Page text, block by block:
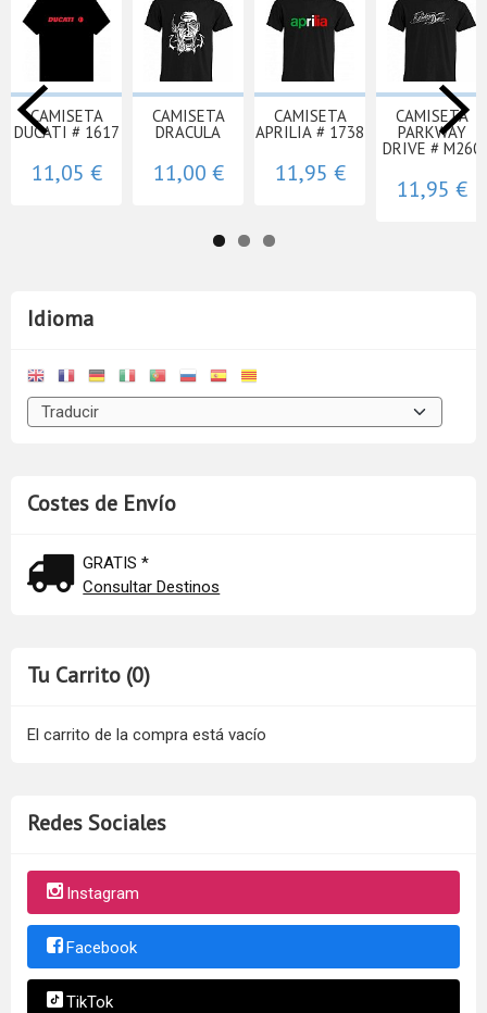
Idioma
Costes de Envío
GRATIS *
Consultar Destinos
Tu Carrito (0)
El carrito de la compra está vacío
Redes Sociales
Instagram
Facebook
TikTok
CAMISETA
DUCATI # 1617
11,05 €
CAMISETA
DRACULA
11,00 €
CAMISETA
APRILIA # 1738
11,95 €
CAMISETA
PARKWAY
DRIVE # M260
11,95 €